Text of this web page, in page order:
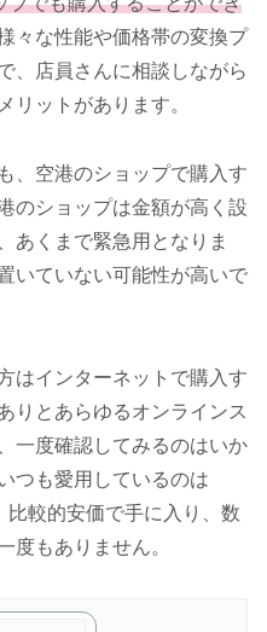
々な性能や価格帯の変換プ
、店員さんに相談しながら
リットがあります。
、空港のショップで購入す
のショップは金額が高く設
あくまで緊急用となりま
いていない可能性が高いで
はインターネットで購入す
りとあらゆるオンラインス
一度確認してみるのはいか
つも愛用しているのは
比較的安価で手に入り、数
度もありません。